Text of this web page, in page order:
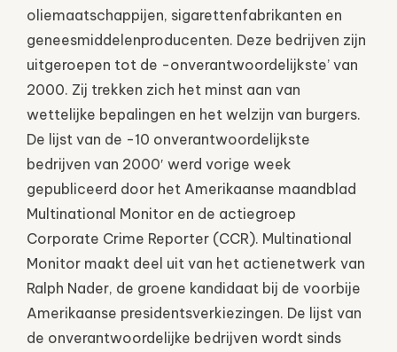
oliemaatschappijen, sigarettenfabrikanten en
geneesmiddelenproducenten. Deze bedrijven zijn
uitgeroepen tot de -onverantwoordelijkste’ van
2000. Zij trekken zich het minst aan van
wettelijke bepalingen en het welzijn van burgers.
De lijst van de -10 onverantwoordelijkste
bedrijven van 2000′ werd vorige week
gepubliceerd door het Amerikaanse maandblad
Multinational Monitor en de actiegroep
Corporate Crime Reporter (CCR). Multinational
Monitor maakt deel uit van het actienetwerk van
Ralph Nader, de groene kandidaat bij de voorbije
Amerikaanse presidentsverkiezingen. De lijst van
de onverantwoordelijke bedrijven wordt sinds